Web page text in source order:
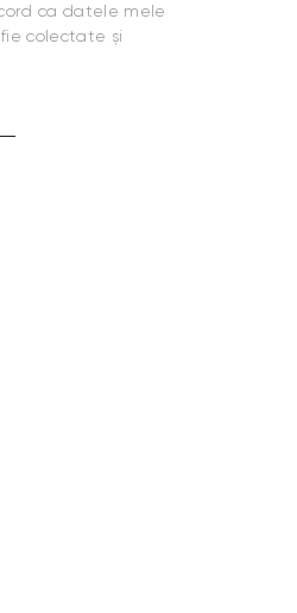
ca datele mele
colectate și